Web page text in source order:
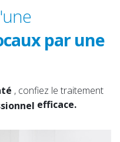
par une
, confiez le traitement
sérieux.
efficace.